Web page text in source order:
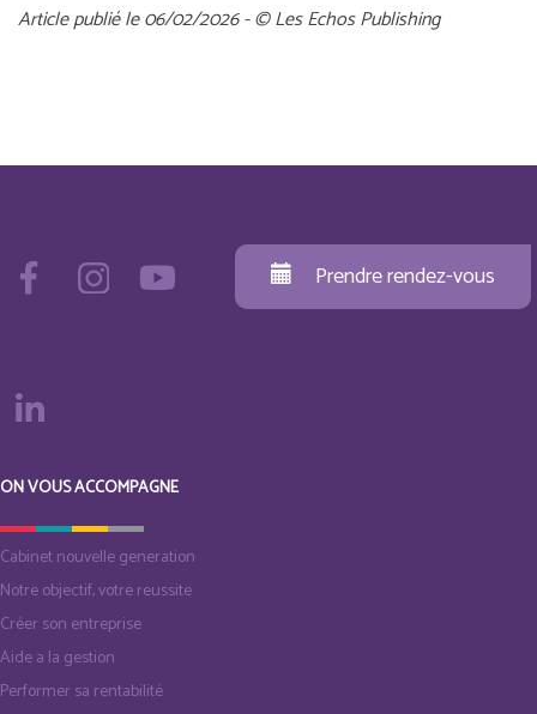
Article publié le 06/02/2026 - © Les Echos Publishing
Prendre rendez-vous
ON VOUS ACCOMPAGNE
Cabinet nouvelle generation
Notre objectif, votre reussite
Créer son entreprise
Aide a la gestion
Performer sa rentabilité